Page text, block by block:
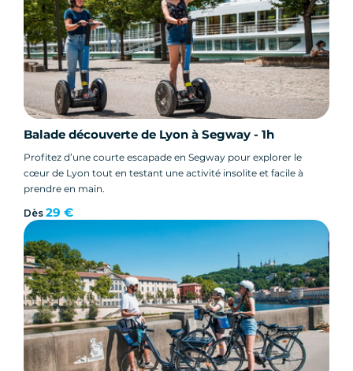
Balade découverte de Lyon à Segway - 1h
Profitez d’une courte escapade en Segway pour explorer le
cœur de Lyon tout en testant une activité insolite et facile à
prendre en main.
Dès 29 €